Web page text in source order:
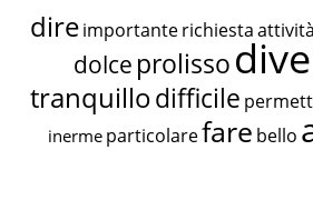
dire importante richiestaattività
dolce prolisso
tranquillodifficile
inerme particolarefare bello